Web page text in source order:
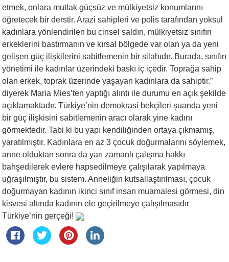
etmek, onlara mutlak güçsüz ve mülkiyetsiz konumlarını
öğretecek bir derstir. Arazi sahipleri ve polis tarafından yoksul
kadınlara yönlendirilen bu cinsel saldırı, mülkiyetsiz sınıfın
erkeklerini bastırmanın ve kırsal bölgede var olan ya da yeni
gelişen güç ilişkilerini sabitlemenin bir silahıdır. Burada, sınıfın
yönetimi ile kadınlar üzerindeki baskı iç içedir. Toprağa sahip
olan erkek, toprak üzerinde yaşayan kadınlara da sahiptir.”
diyerek Maria Mies’ten yaptığı alıntı ile durumu en açık şekilde
açıklamaktadır. Türkiye’nin demokrasi bekçileri şuanda yeni
bir güç ilişkisini sabitlemenin aracı olarak yine kadını
görmektedir. Tabi ki bu yapı kendiliğinden ortaya çıkmamış,
yaratılmıştır. Kadınlara en az 3 çocuk doğurmalarını söylemek,
anne olduktan sonra da yarı zamanlı çalışma hakkı
bahşedilerek evlere hapsedilmeye çalışılarak yapılmaya
uğraşılmıştır, bu sistem. Anneliğin kutsallaştırılması, çocuk
doğurmayan kadının ikinci sınıf insan muamalesi görmesi, din
kisvesi altında kadının ele geçirilmeye çalışılmasıdır
Türkiye’nin gerçeği!